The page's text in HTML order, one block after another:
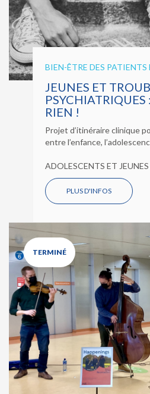
BIEN-ÊTRE DES PATIENTS
JEUNES ET
RIEN !
Projet d’itinéraire clinique
entre l’enfance,
ADOLESCENTS ET
PLUS D'INFOS
TERMINÉ